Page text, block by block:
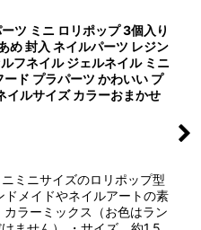
ツ ミニ ロリポップ 3個入り
め 封入 ネイルパーツ レジン
フネイル ジェルネイル ミニ
ド プラパーツ かわいい プ
イルサイズ カラーおまかせ
ミニサイズのロリポップ型
ドメイドやネイルアートの素
ラーミックス（お色はラン